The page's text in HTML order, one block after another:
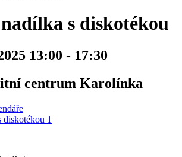
s diskotékou
13:00 - 17:30
centrum Karolínka